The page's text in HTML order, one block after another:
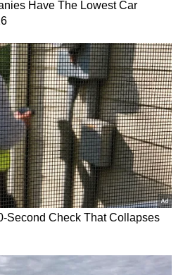
ಇಲ್ಲ, ನನಗೆ
ಎನ್ನುವುದಾದರೆ ಐಕ್ಯೂ
ಉತ್ತಮ ಫೋನ್‌ಗಳು